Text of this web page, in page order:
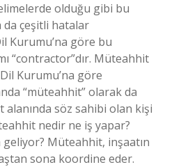
olduğu gibi bu
da çeşitli hatalar
Kurumu’na göre bu
“contractor”dır. Müteahhit
Kurumu’na göre
“müteahhit” olarak da
alanında söz sahibi olan kişi
nedir ne iş yapar?
Müteahhit, inşaatın
sona koordine eder.